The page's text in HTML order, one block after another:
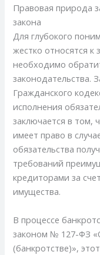
Правовая природа
закона
Для глубокого
жестко относятся
необходимо
законодательства.
Гражданского
исполнения
заключается в том,
имеет право в
обязательства
требований
кредиторами за
имущества.
В процессе
законом № 127-ФЗ
(банкротстве)»,